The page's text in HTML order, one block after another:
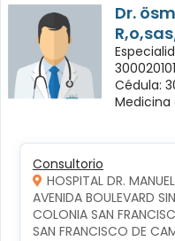
Dr.
Cédula:
Medicina
Consultorio
HOSPITAL DR.
AVENIDA BOULEVARD
COLONIA SAN
SAN FRANCISCO DE